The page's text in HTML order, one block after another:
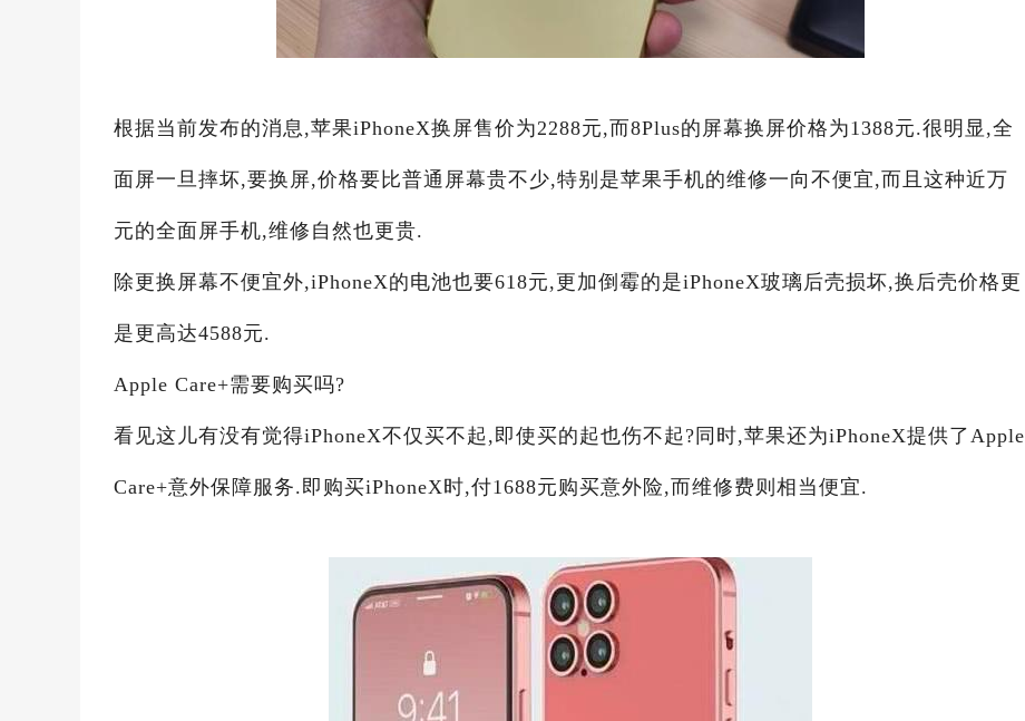
根据当前发布的消息,苹果iPhoneX换屏售价为2288元,而8Plus的屏幕换屏价格为1388元.很明显,全
面屏一旦摔坏,要换屏,价格要比普通屏幕贵不少,特别是苹果手机的维修一向不便宜,而且这种近万
元的全面屏手机,维修自然也更贵.
除更换屏幕不便宜外,iPhoneX的电池也要618元,更加倒霉的是iPhoneX玻璃后壳损坏,换后壳价格更
是更高达4588元.
Apple Care+需要购买吗?
看见这儿有没有觉得iPhoneX不仅买不起,即使买的起也伤不起?同时,苹果还为iPhoneX提供了Apple
Care+意外保障服务.即购买iPhoneX时,付1688元购买意外险,而维修费则相当便宜.